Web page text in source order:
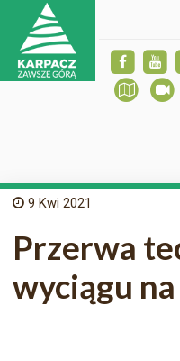
9 Kwi 2021
Przerwa
wyciągu